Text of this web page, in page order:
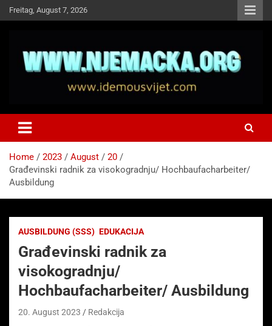
Skip
to
Freitag, August 7, 2026
Idemo u Svijet-Njemacka!
Home 2023 August
20
Građevinski radnik za visokogradnju/ Hochbaufacharbeiter/
Ausbildung
AUSBILDUNG (SSS) EDUKACIJA
Građevinski radnik za
visokogradnju/
Hochbaufacharbeiter/ Ausbildung
20. August 2023 Redakcija